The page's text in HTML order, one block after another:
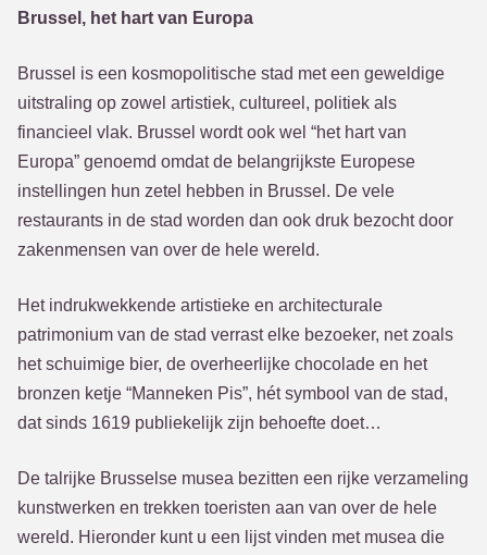
Brussel, het hart van Europa
Brussel is een kosmopolitische stad met een geweldige
uitstraling op zowel artistiek, cultureel, politiek als
financieel vlak. Brussel wordt ook wel “het hart van
Europa” genoemd omdat de belangrijkste Europese
instellingen hun zetel hebben in Brussel. De vele
restaurants in de stad worden dan ook druk bezocht door
zakenmensen van over de hele wereld.
Het indrukwekkende artistieke en architecturale
patrimonium van de stad verrast elke bezoeker, net zoals
het schuimige bier, de overheerlijke chocolade en het
bronzen ketje “Manneken Pis”, hét symbool van de stad,
dat sinds 1619 publiekelijk zijn behoefte doet…
De talrijke Brusselse musea bezitten een rijke verzameling
kunstwerken en trekken toeristen aan van over de hele
wereld. Hieronder kunt u een lijst vinden met musea die